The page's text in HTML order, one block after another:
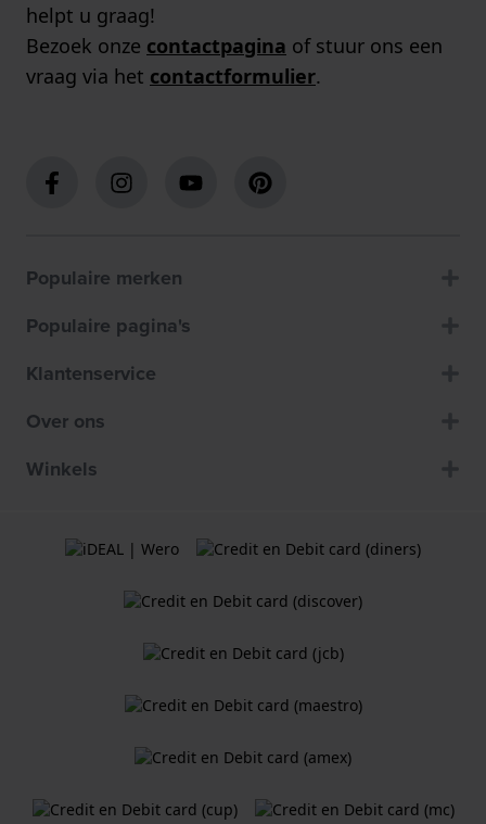
helpt u graag!
Bezoek onze contactpagina of stuur ons een
vraag via het contactformulier.
Populaire merken
Populaire pagina's
Klantenservice
Over ons
Winkels